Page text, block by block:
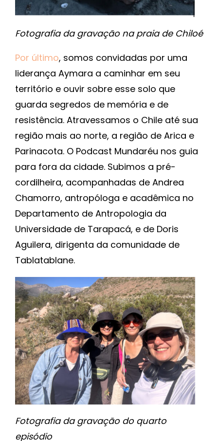
Fotografia da gravação na praia de Chiloé
Por último, somos convidadas por uma
liderança Aymara a caminhar em seu
território e ouvir sobre esse solo que
guarda segredos de memória e de
resistência. Atravessamos o Chile até sua
região mais ao norte, a região de Arica e
Parinacota. O Podcast Mundaréu nos guia
para fora da cidade. Subimos a pré-
cordilheira, acompanhadas de Andrea
Chamorro, antropóloga e acadêmica no
Departamento de Antropologia da
Universidade de Tarapacá, e de Doris
Aguilera, dirigenta da comunidade de
Tablatablane.
Fotografia da gravação do quarto
episódio